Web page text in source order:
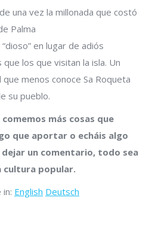
una vez la millonada que costó
Palma
en lugar de adiós
los que visitan la isla. Un
menos conoce Sa Roqueta
su pueblo.
más cosas que
que aportar o echáis algo
dejar un comentario, todo sea
cultura popular.
English Deutsch